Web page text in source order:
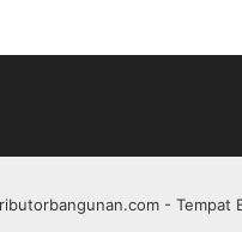
- Tempat